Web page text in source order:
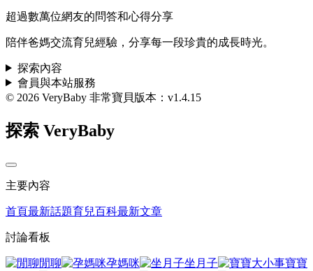
超過數萬位網友的問答和心得分享
陪伴爸媽交流育兒經驗，分享每一段珍貴的成長時光。
探索內容
會員與本站服務
© 2026 VeryBaby 非常寶貝版本：v1.4.15
探索 VeryBaby
主要內容
首頁最新話題育兒百科最新文章
討論看板
閒聊 孕媽咪 坐月子
寶寶